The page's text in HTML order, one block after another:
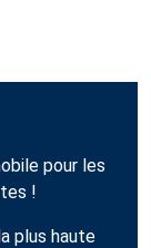
pour les
!
plus haute